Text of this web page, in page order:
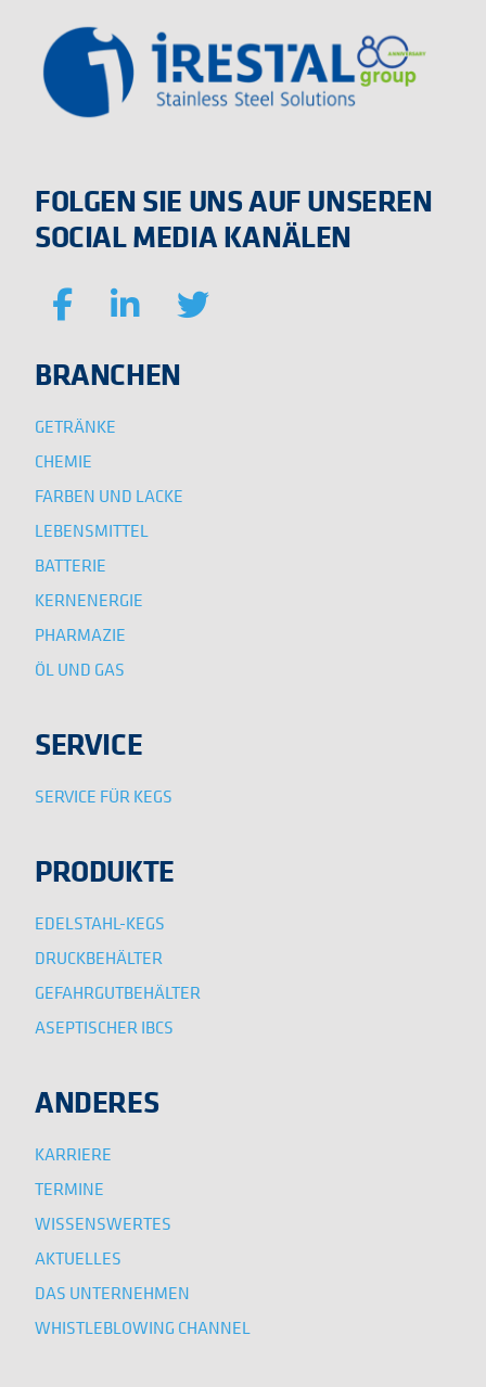
FOLGEN SIE UNS AUF UNSEREN
SOCIAL MEDIA KANÄLEN
BRANCHEN
GETRÄNKE
CHEMIE
FARBEN UND LACKE
LEBENSMITTEL
BATTERIE
KERNENERGIE
PHARMAZIE
ÖL UND GAS
SERVICE
SERVICE FÜR KEGS
PRODUKTE
EDELSTAHL-KEGS
DRUCKBEHÄLTER
GEFAHRGUTBEHÄLTER
ASEPTISCHER IBCS
ANDERES
KARRIERE
TERMINE
WISSENSWERTES
AKTUELLES
DAS UNTERNEHMEN
WHISTLEBLOWING CHANNEL